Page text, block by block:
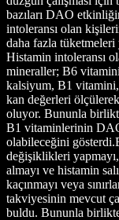
bazıları DAO
intoleransı olan
daha fazla tüketmeleri
Histamin intoleransı
mineraller; B6
kalsiyum, B1
kan değerleri
oluyor. Bununla
B1 vitaminlerinin
olabileceğini
değişiklikleri
almayı ve histamin
kaçınmayı veya
takviyesinin mevcut
buldu. Bununla